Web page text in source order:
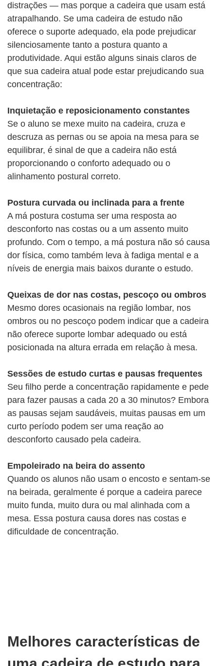
distrações — mas porque a cadeira que usam está
atrapalhando. Se uma cadeira de estudo não
oferece o suporte adequado, ela pode prejudicar
silenciosamente tanto a postura quanto a
produtividade. Aqui estão alguns sinais claros de
que sua cadeira atual pode estar prejudicando sua
concentração:
Inquietação e reposicionamento constantes
Se o aluno se mexe muito na cadeira, cruza e
descruza as pernas ou se apoia na mesa para se
equilibrar, é sinal de que a cadeira não está
proporcionando o conforto adequado ou o
alinhamento postural correto.
Postura curvada ou inclinada para a frente
A má postura costuma ser uma resposta ao
desconforto nas costas ou a um assento muito
profundo. Com o tempo, a má postura não só causa
dor física, como também leva à fadiga mental e a
níveis de energia mais baixos durante o estudo.
Queixas de dor nas costas, pescoço ou ombros
Mesmo dores ocasionais na região lombar, nos
ombros ou no pescoço podem indicar que a cadeira
não oferece suporte lombar adequado ou está
posicionada na altura errada em relação à mesa.
Sessões de estudo curtas e pausas frequentes
Seu filho perde a concentração rapidamente e pede
para fazer pausas a cada 20 a 30 minutos? Embora
as pausas sejam saudáveis, muitas pausas em um
curto período podem ser uma reação ao
desconforto causado pela cadeira.
Empoleirado na beira do assento
Quando os alunos não usam o encosto e sentam-se
na beirada, geralmente é porque a cadeira parece
muito funda, muito dura ou mal alinhada com a
mesa. Essa postura causa dores nas costas e
dificuldade de concentração.
Melhores características de